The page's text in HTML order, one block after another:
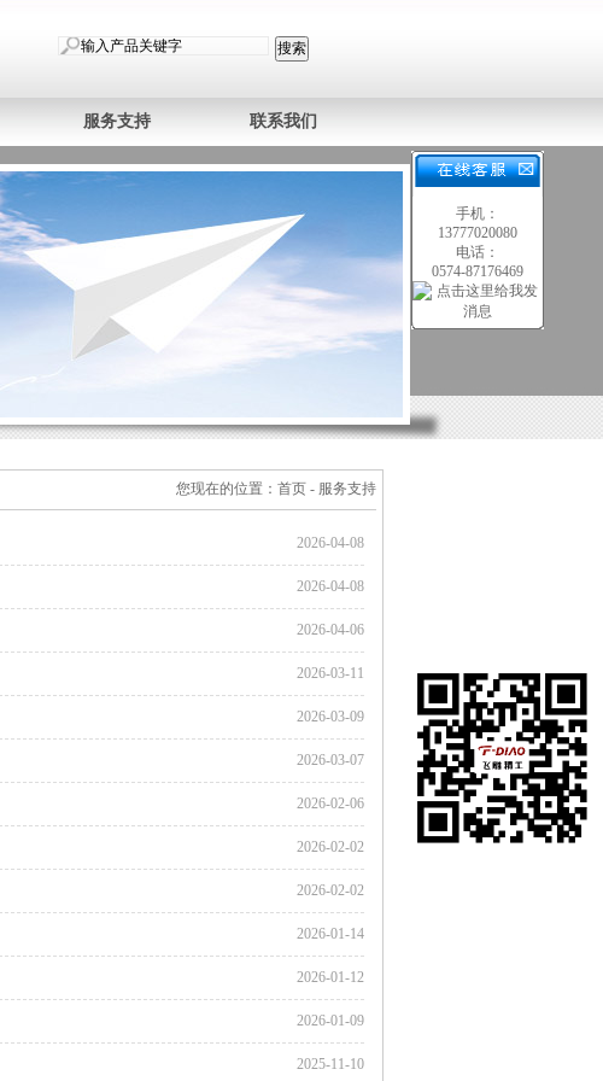
服务支持 联系我们
您现在的位置： 首页 - 服务支持
2026-04-08
2026-04-08
2026-04-06
2026-03-11
2026-03-09
2026-03-07
2026-02-06
2026-02-02
2026-02-02
2026-01-14
2026-01-12
2026-01-09
2025-11-10
手机：
13777020080
电话：
0574-87176469